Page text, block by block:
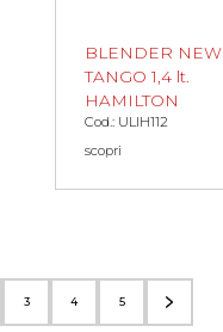
BLENDER NEW
TANGO 1,4 lt.
HAMILTON
Cod.: ULIH112
scopri
3 4 5